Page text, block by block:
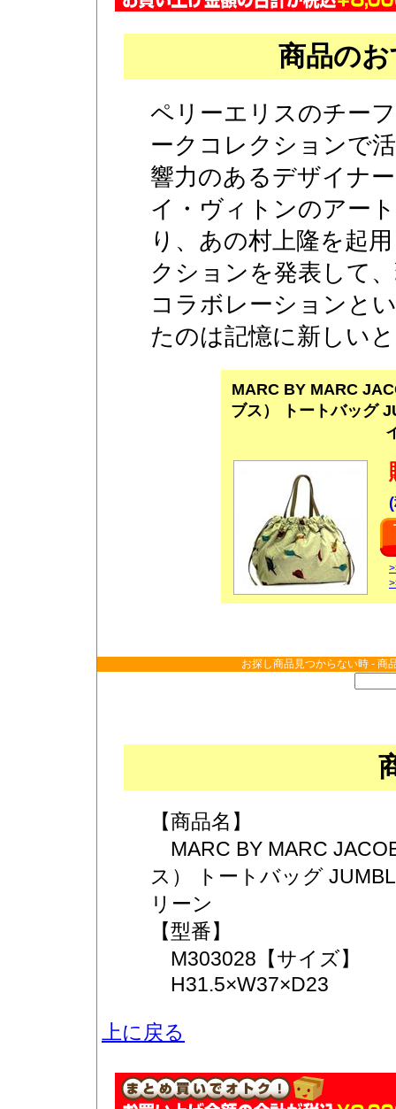
商品の
ペリーエリスのチー
ークコレクションで
響力のあるデザイナ
イ・ヴィトンのアー
り、あの村上隆を起
クションを発表して
コラボレーションと
たのは記憶に新しい
MARC BY MARC
ブス） トートバッグ
お探し商品見つからない時 - 商
【商品名】
MARC BY MARC
ス） トートバッグ
リーン
【型番】
M303028【サイズ】
H31.5×W37×D23
上に戻る